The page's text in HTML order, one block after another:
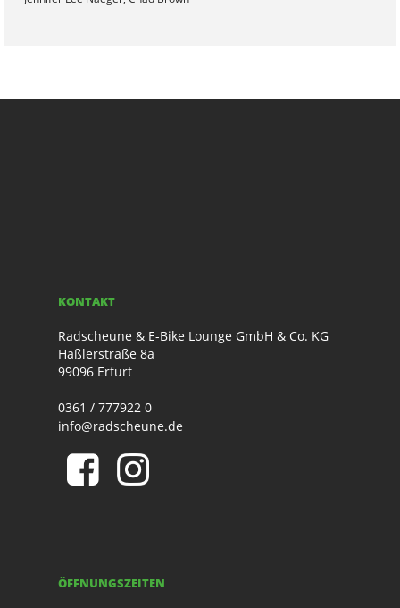
KONTAKT
Radscheune & E-Bike Lounge GmbH & Co. KG
Häßlerstraße 8a
99096 Erfurt
0361 / 777922 0
info@radscheune.de
ÖFFNUNGSZEITEN